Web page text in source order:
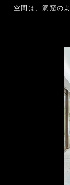
空間は、洞窟の